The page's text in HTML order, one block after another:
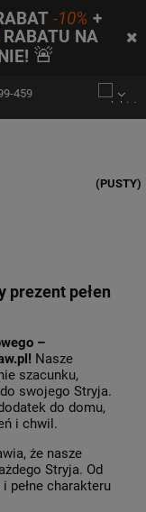
-10% +
RABATU NA
🚨
459
(PUSTY)
prezent pełen
–
Nasze
szacunku,
swojego Stryja.
do domu,
i chwil.
że nasze
Stryja. Od
pełne charakteru